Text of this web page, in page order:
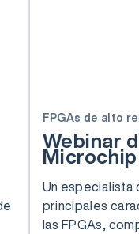
FPGAs de alto
Webinar
Microchip
Un especialista
principales
las FPGAs,